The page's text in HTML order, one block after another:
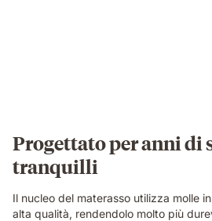
in
a
bright
bedroom
with
Progettato per anni di
tranquilli
Il nucleo del materasso utilizza molle
alta qualità, rendendolo molto più